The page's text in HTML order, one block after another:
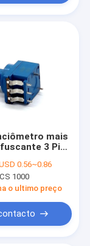
mais
3 Pin
do
0.2W
do
0.56~0.86
1000
o ultimo preço